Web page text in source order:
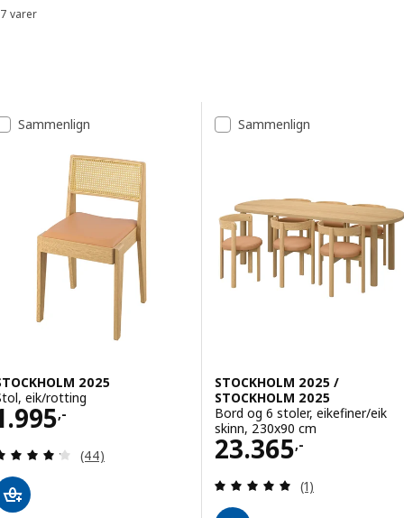
Sorter og filtrer
7 varer
Resultatliste
Sammenlign
2025
eik/rotting
,-
1995,-
Gjennomgang: 4.2 av 5 stjerner. Samlede
(44)
Sammenlign
STOCKHOLM 2025 /
STOCKHOLM 2025
Bord og 6 stoler, eikefiner/eik
skinn, 230x90 cm
23.365,-
Pris 23365,-
Gjennomgang:
(1)